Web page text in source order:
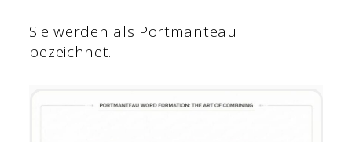
Sie werden als Portmanteau
bezeichnet.